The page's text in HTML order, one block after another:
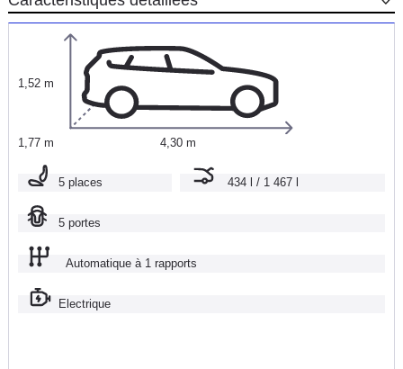
1,52 m
1,77 m 4,30 m
5 places 434 l / 1 467 l
5 portes
Automatique à 1 rapports
Electrique